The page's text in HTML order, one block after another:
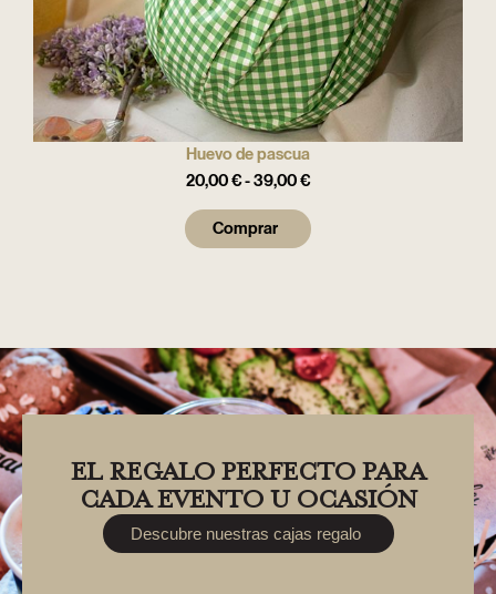
Huevo de pascua
20,00€-39,00€
Comprar
EL REGALO PERFECTO PARA
CADA EVENTO U OCASIÓN
Descubre nuestras cajas regalo